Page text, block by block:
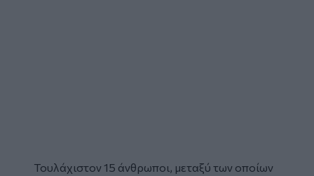
Τουλάχιστον 15 άνθρωποι, μεταξύ των οποίων